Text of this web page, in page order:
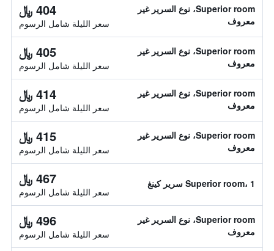
Superior room، نوع السرير غير
معروف
404 ﷼
سعر الليلة شامل الرسوم
Superior room، نوع السرير غير
معروف
405 ﷼
سعر الليلة شامل الرسوم
Superior room، نوع السرير غير
معروف
414 ﷼
سعر الليلة شامل الرسوم
Superior room، نوع السرير غير
معروف
415 ﷼
سعر الليلة شامل الرسوم
Superior room، 1 سرير كينغ 467 ﷼
سعر الليلة شامل الرسوم
Superior room، نوع السرير غير
معروف
496 ﷼
سعر الليلة شامل الرسوم